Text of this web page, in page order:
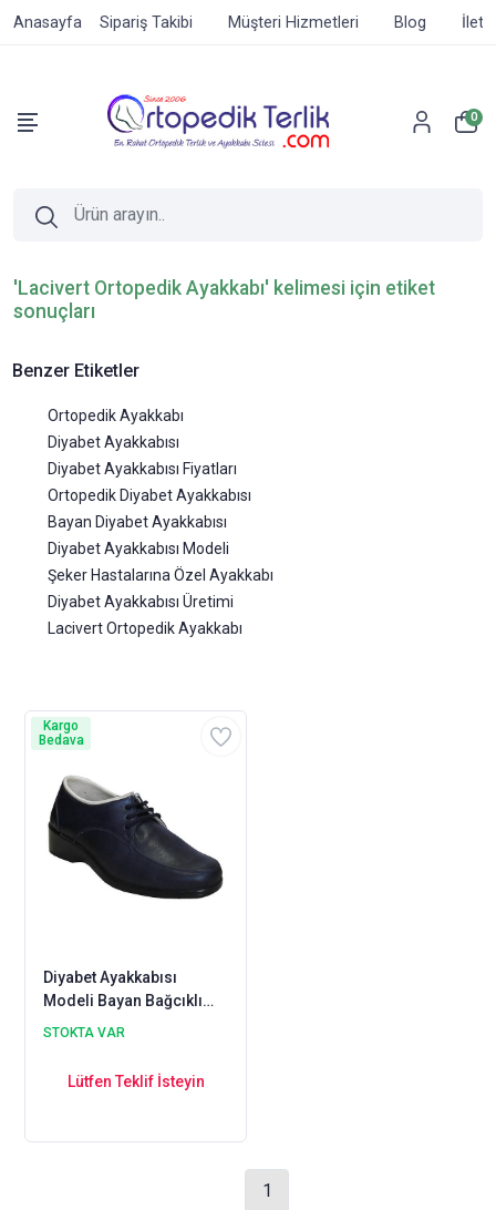
Anasayfa Sipariş Takibi Müşteri Hizmetleri Blog
0
'Lacivert Ortopedik Ayakkabı' kelimesi için etiket
sonuçları
Benzer Etiketler
Ortopedik Ayakkabı
Diyabet Ayakkabısı
Diyabet Ayakkabısı Fiyatları
Ortopedik Diyabet Ayakkabısı
Bayan Diyabet Ayakkabısı
Diyabet Ayakkabısı Modeli
Şeker Hastalarına Özel Ayakkabı
Diyabet Ayakkabısı Üretimi
Lacivert Ortopedik Ayakkabı
Diyabet Ayakkabısı
Modeli Bayan Bağcıklı
Lacivert OD02L
STOKTA VAR
Lütfen Teklif İsteyin
Kargo
Bedava
1